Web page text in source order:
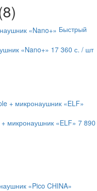
Быстрый
«Nano+» 17 360 с. / шт
микронаушник «ELF» 7 890